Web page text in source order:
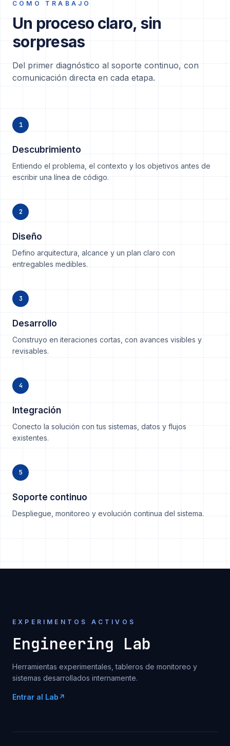
CÓMO TRABAJO
Un proceso claro, sin
sorpresas
Del primer diagnóstico al soporte continuo, con
comunicación directa en cada etapa.
1
Descubrimiento
Entiendo el problema, el contexto y los objetivos antes de
escribir una línea de código.
2
Diseño
Defino arquitectura, alcance y un plan claro con
entregables medibles.
3
Desarrollo
Construyo en iteraciones cortas, con avances visibles y
revisables.
4
Integración
Conecto la solución con tus sistemas, datos y flujos
existentes.
5
Soporte continuo
Despliegue, monitoreo y evolución continua del sistema.
EXPERIMENTOS ACTIVOS
Engineering Lab
Herramientas experimentales, tableros de monitoreo y
sistemas desarrollados internamente.
Entrar al Lab ↗